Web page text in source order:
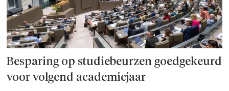
Besparing op studie­beurzen goed­ge­keurd
voor volgend academiejaar